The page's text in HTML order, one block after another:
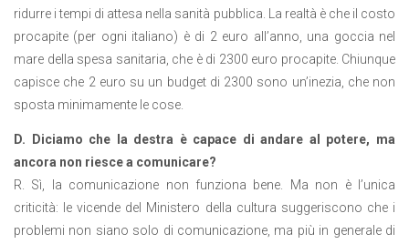
ridurre i tempi di attesa nella sanità pubblica. La realtà è che il costo
procapite (per ogni italiano) è di 2 euro all’anno, una goccia nel
mare della spesa sanitaria, che è di 2300 euro procapite. Chiunque
capisce che 2 euro su un budget di 2300 sono un’inezia, che non
sposta minimamente le cose.
D. Diciamo che la destra è capace di andare al potere, ma
ancora non riesce a comunicare?
R. Sì, la comunicazione non funziona bene. Ma non è l’unica
criticità: le vicende del Ministero della cultura suggeriscono che i
problemi non siano solo di comunicazione, ma più in generale di